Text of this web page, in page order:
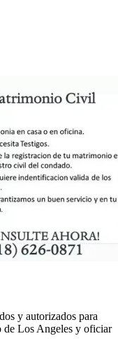
y autorizados para
de Los Angeles y oficiar